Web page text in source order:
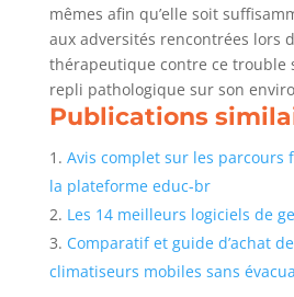
mêmes afin qu’elle soit
aux adversités rencontrées lors
thérapeutique contre ce trouble
repli pathologique sur son
Publications
Avis complet sur les parcours
la plateforme educ-br
Les 14 meilleurs logiciels de
Comparatif et guide d’achat
climatiseurs mobiles sans